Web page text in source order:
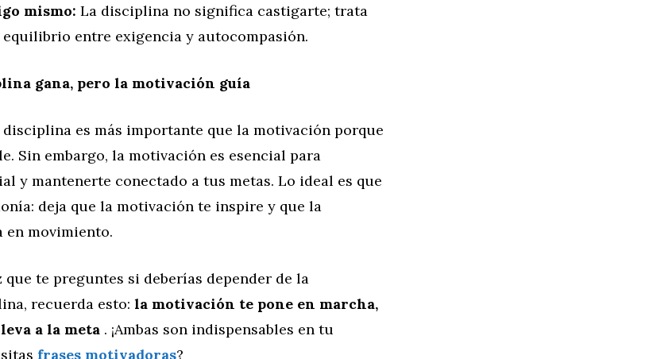
mismo: La disciplina no significa castigarte; trata
entre exigencia y autocompasión.
gana, pero la motivación guía
es más importante que la motivación porque
Sin embargo, la motivación es esencial para
y mantenerte conectado a tus metas. Lo ideal es que
deja que la motivación te inspire y que la
en movimiento.
que te preguntes si deberías depender de la
recuerda esto: la motivación te pone en marcha,
a la meta . ¡Ambas son indispensables en tu
frases motivadoras?